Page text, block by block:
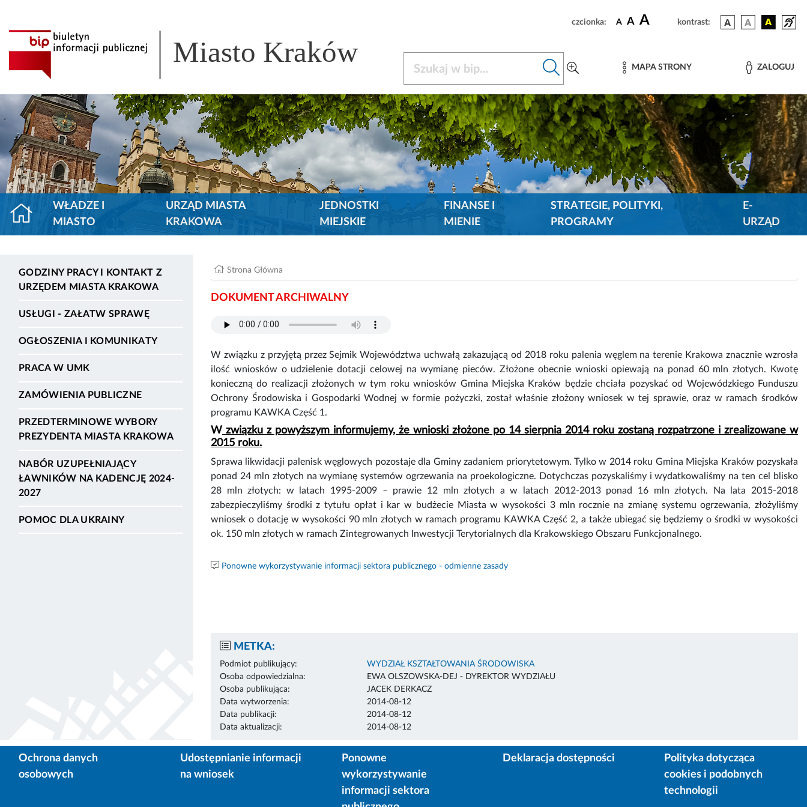
czcionka: A A A kontrast:
Miasto Kraków MAPA STRONY ZALOGUJ
WŁADZE I
MIASTO
URZĄD MIASTA
KRAKOWA
JEDNOSTKI
MIEJSKIE
FINANSE I
MIENIE
STRATEGIE, POLITYKI,
PROGRAMY
E-
URZĄD
GODZINY PRACY I KONTAKT Z
URZĘDEM MIASTA KRAKOWA
USŁUGI - ZAŁATW SPRAWĘ
OGŁOSZENIA I KOMUNIKATY
PRACA W UMK
ZAMÓWIENIA PUBLICZNE
PRZEDTERMINOWE WYBORY
PREZYDENTA MIASTA KRAKOWA
NABÓR UZUPEŁNIAJĄCY
ŁAWNIKÓW NA KADENCJĘ 2024-
2027
POMOC DLA UKRAINY
Strona Główna
DOKUMENT ARCHIWALNY
W związku z przyjętą przez Sejmik Województwa uchwałą zakazującą od 2018 roku palenia węglem na terenie Krakowa znacznie wzrosła
ilość wniosków o udzielenie dotacji celowej na wymianę pieców. Złożone obecnie wnioski opiewają na ponad 60 mln złotych. Kwotę
konieczną do realizacji złożonych w tym roku wniosków Gmina Miejska Kraków będzie chciała pozyskać od Wojewódzkiego Funduszu
Ochrony Środowiska i Gospodarki Wodnej w formie pożyczki, został właśnie złożony wniosek w tej sprawie, oraz w ramach środków
programu KAWKA Część 1.
W związku z powyższym informujemy, że wnioski złożone po 14 sierpnia 2014 roku zostaną rozpatrzone i zrealizowane w
2015 roku.
Sprawa likwidacji palenisk węglowych pozostaje dla Gminy zadaniem priorytetowym. Tylko w 2014 roku Gmina Miejska Kraków pozyskała
ponad 24 mln złotych na wymianę systemów ogrzewania na proekologiczne. Dotychczas pozyskaliśmy i wydatkowaliśmy na ten cel blisko
28 mln złotych: w latach 1995-2009 – prawie 12 mln złotych a w latach 2012-2013 ponad 16 mln złotych. Na lata 2015-2018
zabezpieczyliśmy środki z tytułu opłat i kar w budżecie Miasta w wysokości 3 mln rocznie na zmianę systemu ogrzewania, złożyliśmy
wniosek o dotację w wysokości 90 mln złotych w ramach programu KAWKA Część 2, a także ubiegać się będziemy o środki w wysokości
ok. 150 mln złotych w ramach Zintegrowanych Inwestycji Terytorialnych dla Krakowskiego Obszaru Funkcjonalnego.
Ponowne wykorzystywanie informacji sektora publicznego - odmienne zasady
METKA:
Podmiot publikujący:
WYDZIAŁ KSZTAŁTOWANIA ŚRODOWISKA
Osoba odpowiedzialna:
EWA OLSZOWSKA-DEJ - DYREKTOR WYDZIAŁU
Osoba publikująca:
JACEK DERKACZ
Data wytworzenia:
2014-08-12
Data publikacji:
2014-08-12
Data aktualizacji:
2014-08-12
Ochrona danych
osobowych
Udostępnianie informacji
na wniosek
Ponowne
wykorzystywanie
informacji sektora
Deklaracja dostępności
Polityka dotycząca
cookies i podobnych
technologii